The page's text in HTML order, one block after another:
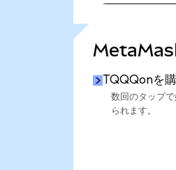
TQQQonを
数回のタップで
られます。